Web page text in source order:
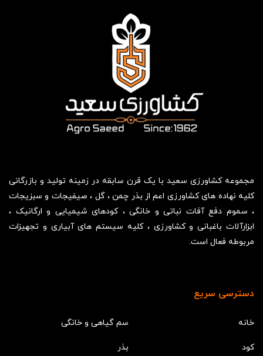
مجموعه کشاورزی سعید با یک قرن سابقه در زمینه تولید و بازرگانی
کلیه نهاده های کشاورزی اعم از بذر چمن ، گل ، صیفیجات و سبزیجات
، سموم دفع آفات نباتی و خانگی ، کودهای شیمیایی و ارگانیک ،
ابزارآلات باغبانی و کشاورزی ، کلیه سیستم های آبیاری و تجهیزات
مربوطه فعال است.
دسترسی سریع
خانه سم گیاهی و خانگی
کود بذر